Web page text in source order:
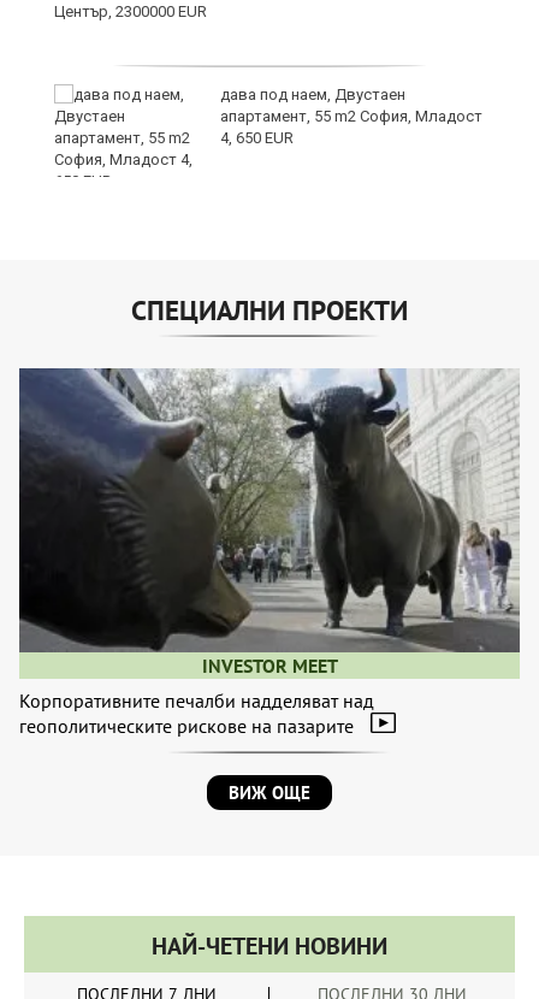
дава под наем, Двустаен
апартамент, 55 m2 София, Младост
4, 650 EUR
СПЕЦИАЛНИ ПРОЕКТИ
INVESTOR MEET
Корпоративните печалби надделяват над
геополитическите рискове на пазарите
ВИЖ ОЩЕ
НАЙ-ЧЕТЕНИ НОВИНИ
ПОСЛЕДНИ 7 ДНИ ПОСЛЕДНИ 30 ДНИ